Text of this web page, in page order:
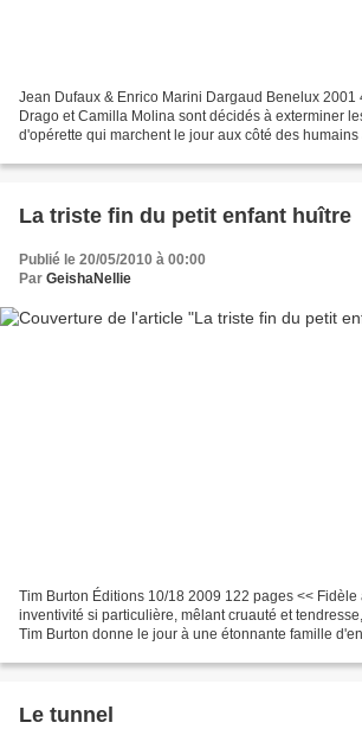
Jean Dufaux & Enrico Marini Dargaud Benelux 2001
Drago et Camilla Molina sont décidés à exterminer
d'opérette qui marchent le jour aux côté des
La triste fin du petit enfant huître
Publié le 20/05/2010 à 00:00
Par GeishaNellie
Tim Burton Éditions 10/18 2009 122 pages << Fidèle
inventivité si particulière, mêlant cruauté et
Tim Burton donne le jour à une étonnante famille
Le tunnel